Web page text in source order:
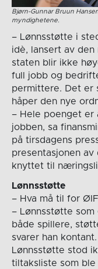
Bjørn-Gunnar Bruun
myndighetene.
– Lønnsstøtte i
idè, lansert av
staten blir ikke
full jobb og
permittere. Det er
håper den nye
– Hele poenget
jobben, sa
på tirsdagens
presentasjonen
knyttet til
Lønnsstøtte
– Hva må til for
– Lønnsstøtte
både spillere,
svarer han kontant.
Lønnsstøtte stod
tiltaksliste som